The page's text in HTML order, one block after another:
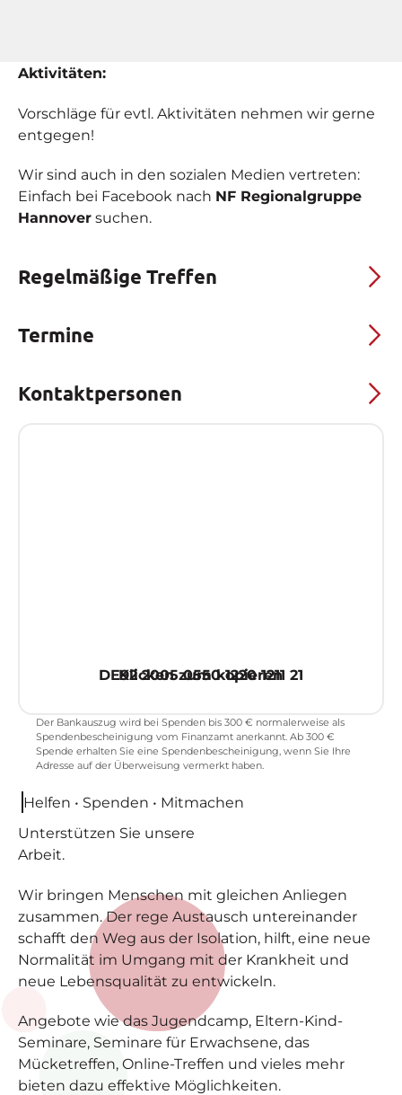
Aktivitäten:
Vorschläge für evtl. Aktivitäten nehmen wir gerne
entgegen!
Wir sind auch in den sozialen Medien vertreten:
Einfach bei Facebook nach NF Regionalgruppe
Hannoversuchen.
Regelmäßige Treffen
Termine
Kontaktpersonen
DE92 2005 0550 1220 1211 21
Klicken zum kopieren
Der Bankauszug wird bei Spenden bis 300 € normalerweise als
Spendenbescheinigung vom Finanzamt anerkannt. Ab 300 €
Spende erhalten Sie eine Spendenbescheinigung, wenn Sie Ihre
Adresse auf der Überweisung vermerkt haben.
Helfen • Spenden • Mitmachen
Unterstützen Sie unsere
Arbeit.
Wir bringen Menschen mit gleichen Anliegen
zusammen. Der rege Austausch untereinander
schafft den Weg aus der Isolation, hilft, eine neue
Normalität im Umgang mit der Krankheit und
neue Lebensqualität zu entwickeln.
Angebote wie das Jugendcamp, Eltern-Kind-
Seminare, Seminare für Erwachsene, das
Mücketreffen, Online-Treffen und vieles mehr
bieten dazu effektive Möglichkeiten.